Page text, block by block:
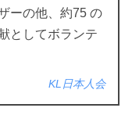
ーの他、約75 の
としてボランテ
KL日本人会